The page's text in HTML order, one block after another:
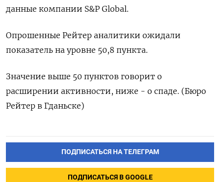
данные компании S&P Global.
Опрошенные Рейтер аналитики ожидали
показатель на уровне 50,8 пункта.
Значение выше 50 пунктов говорит о
расширении активности, ниже - о спаде. (Бюро
Рейтер в Гданьске)
ПОДПИСАТЬСЯ НА ТЕЛЕГРАМ
ПОДПИСАТЬСЯ В GOOGLE